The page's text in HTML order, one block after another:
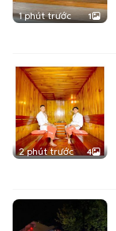
1 phút trước 1
2 phút trước 4